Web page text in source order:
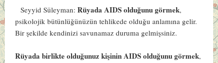
Seyyid Süleyman:Rüyada AIDS olduğunu görmek,
psikolojik bütünlüğünüzün tehlikede olduğu anlamına gelir.
Bir şekilde kendinizi savunamaz duruma gelmişsiniz.
Rüyada birlikte olduğunuz kişinin AIDS olduğunu görmek,